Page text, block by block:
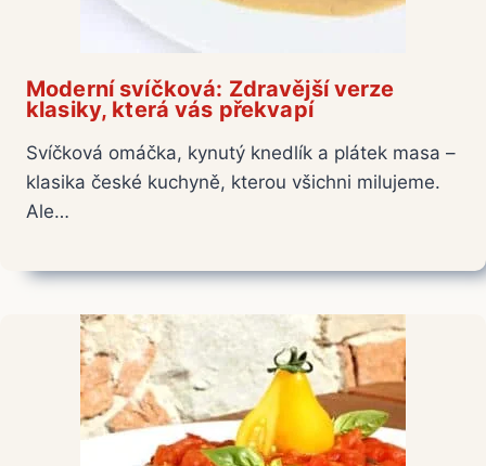
Moderní svíčková: Zdravější verze
klasiky, která vás překvapí
Svíčková omáčka, kynutý knedlík a plátek masa –
klasika české kuchyně, kterou všichni milujeme.
Ale…